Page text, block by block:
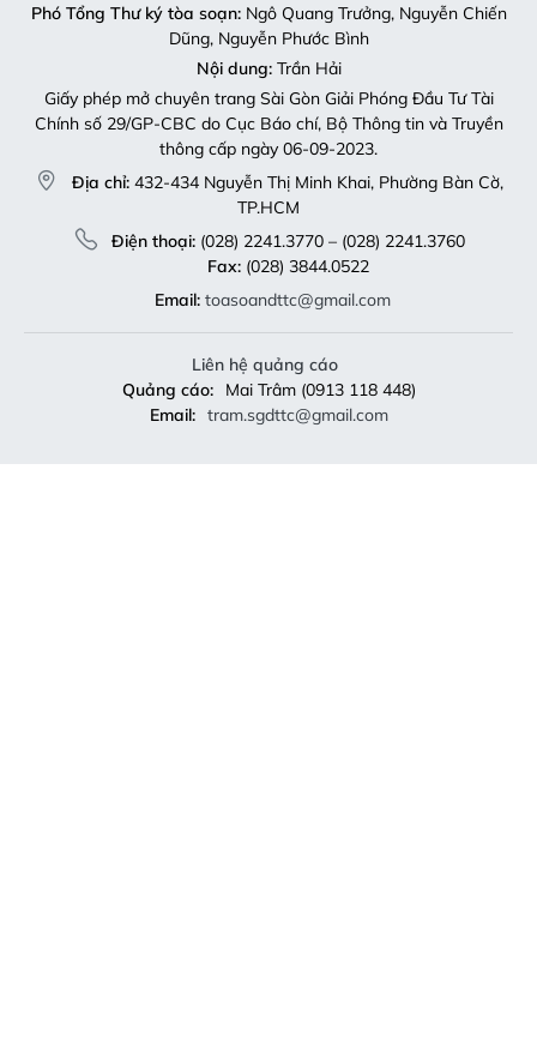
Phó Tổng Thư ký tòa soạn:Ngô Quang Trưởng, Nguyễn Chiến
Dũng, Nguyễn Phước Bình
Nội dung:Trần Hải
Giấy phép mở chuyên trang Sài Gòn Giải Phóng Đầu Tư Tài
Chính số 29/GP-CBC do Cục Báo chí, Bộ Thông tin và Truyền
thông cấp ngày 06-09-2023.
Địa chỉ: 432-434 Nguyễn Thị Minh Khai, Phường Bàn Cờ,
TP.HCM
Điện thoại:(028) 2241.3770 – (028) 2241.3760
Fax:(028) 3844.0522
Email: toasoandttc@gmail.com
Liên hệ quảng cáo
Quảng cáo:
Mai Trâm (0913 118 448)
Email: tram.sgdttc@gmail.com